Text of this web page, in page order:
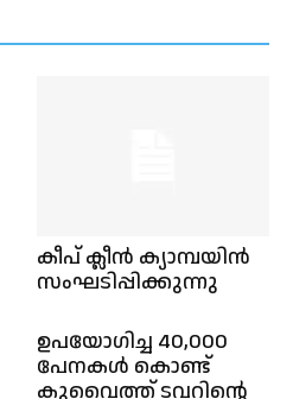
കീപ് ക്ലീൻ ക്യാമ്പയിൻ
സംഘടിപ്പിക്കുന്നു
ഉപയോഗിച്ച 40,000
പേനകൾ കൊണ്ട്
കുവൈത്ത് ടവറിന്റെ